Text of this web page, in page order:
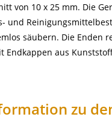
von 10 x 25 mm. Die
und
säubern. Die Enden
Endkappen aus
zu